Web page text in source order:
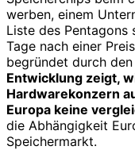
werben, einem
Liste des
Tage nach einer
begründet durch
Entwicklung zeigt,
Hardwarekonzern
Europa keine
die Abhängigkeit
Speichermarkt.